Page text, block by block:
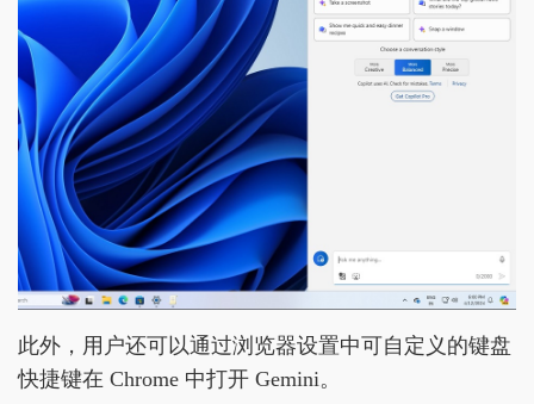
此外，用户还可以通过浏览器设置中可自定义的键盘
快捷键在 Chrome 中打开 Gemini。